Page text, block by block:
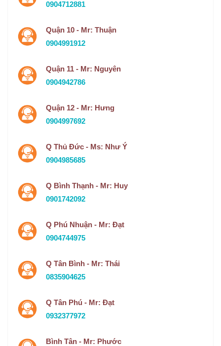
0904712881
Quận 10 - Mr: Thuận
0904991912
Quận 11 - Mr: Nguyên
0904942786
Quận 12 - Mr: Hưng
0904997692
Q Thủ Đức - Ms: Như Ý
0904985685
Q Bình Thạnh - Mr: Huy
0901742092
Q Phú Nhuận - Mr: Đạt
0904744975
Q Tân Bình - Mr: Thái
0835904625
Q Tân Phú - Mr: Đạt
0932377972
Bình Tân - Mr: Phước